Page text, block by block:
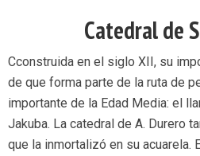
Catedral de
Cconstruida en el siglo XII, su
de que forma parte de la ruta de
importante de la Edad Media: el
Jakuba. La catedral de A. Durero
que la inmortalizó en su acuarela.